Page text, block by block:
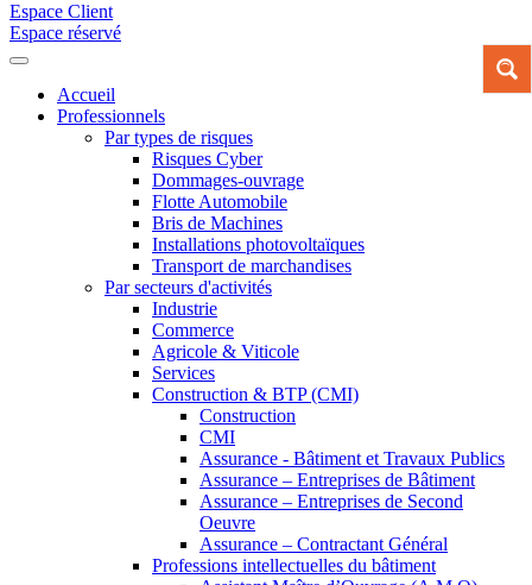
Espace Client
Espace réservé
Accueil
Professionnels
Par types de risques
Risques Cyber
Dommages-ouvrage
Flotte Automobile
Bris de Machines
Installations photovoltaïques
Transport de marchandises
Par secteurs d'activités
Industrie
Commerce
Agricole & Viticole
Services
Construction & BTP (CMI)
Construction
CMI
Assurance - Bâtiment et Travaux Publics
Assurance – Entreprises de Bâtiment
Assurance – Entreprises de Second
Oeuvre
Assurance – Contractant Général
Professions intellectuelles du bâtiment